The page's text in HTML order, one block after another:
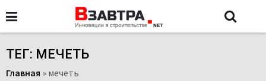
ТЕГ: МЕЧЕТЬ
Главная » мечеть